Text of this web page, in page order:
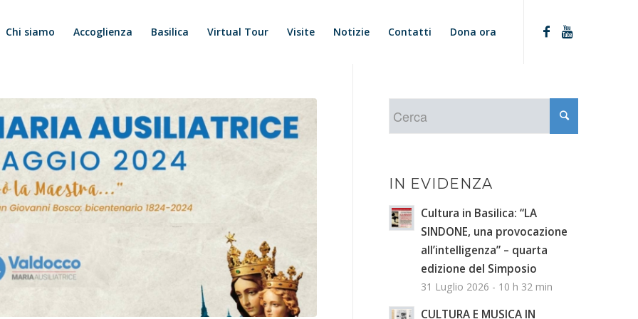
Chi siamo Accoglienza Basilica Virtual Tour Visite Notizie Contatti Dona ora
IN EVIDENZA
Cultura in Basilica: “LA
SINDONE, una provocazione
all’intelligenza” – quarta
edizione del Simposio
31 Luglio 2026 - 10 h 32 min
CULTURA E MUSICA IN